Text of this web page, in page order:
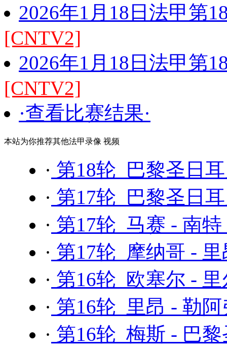
2026年1月18日法甲第
[CNTV2]
2026年1月18日法甲第
[CNTV2]
·查看比赛结果·
本站为你推荐其他法甲录像 视频
· 第18轮 巴黎圣日
· 第17轮 巴黎圣日
· 第17轮 马赛 - 南特
· 第17轮 摩纳哥 -
· 第16轮 欧塞尔 -
· 第16轮 里昂 - 勒
· 第16轮 梅斯 - 巴